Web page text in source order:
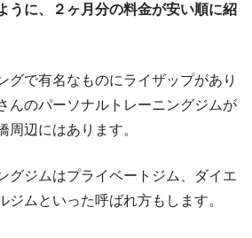
うに、２ヶ月分の料金が安い順に紹
グで有名なものにライザップがあり
んのパーソナルトレーニングジムが
周辺にはあります。
グジムはプライベートジム、ダイエ
ジムといった呼ばれ方もします。